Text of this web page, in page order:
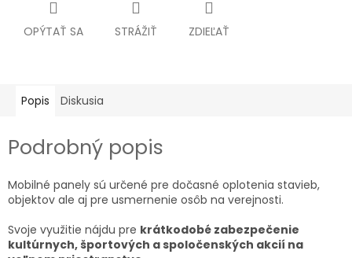
OPÝTAŤ SA STRÁŽIŤ ZDIEĽAŤ
Popis Diskusia
Podrobný popis
Mobilné panely sú určené pre dočasné oplotenia stavieb,
objektov ale aj pre usmernenie osôb na verejnosti.
Svoje využitie nájdu pre krátkodobé zabezpečenie
kultúrnych, športových a spoločenských akcií na